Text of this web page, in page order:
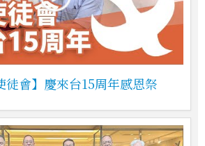
徒會】慶來台15周年感恩祭